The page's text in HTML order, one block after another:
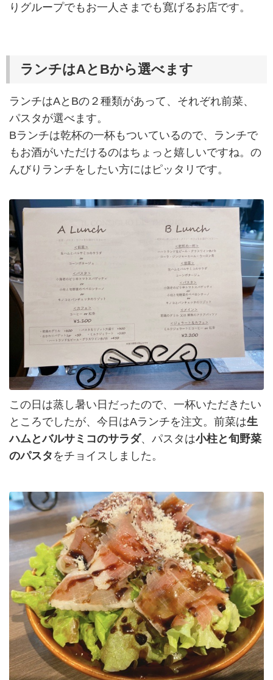
りグループでもお一人さまでも寛げるお店です。
ランチはAとBから選べます
ランチはAとBの２種類があって、それぞれ前菜、
パスタが選べます。
Bランチは乾杯の一杯もついているので、ランチで
もお酒がいただけるのはちょっと嬉しいですね。の
んびりランチをしたい方にはピッタリです。
この日は蒸し暑い日だったので、一杯いただきたい
ところでしたが、今日はAランチを注文。前菜は生
ハムとバルサミコのサラダ、パスタは小柱と旬野菜
のパスタ をチョイスしました。